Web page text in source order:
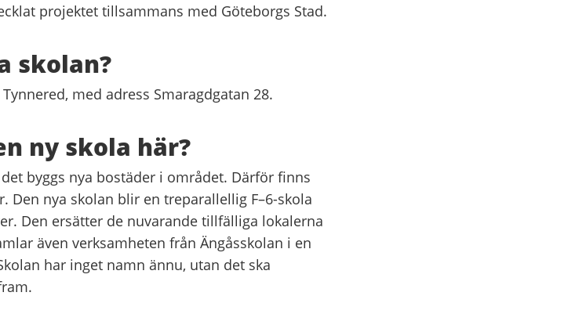
projektet tillsammans med Göteborgs Stad.
skolan?
med adress Smaragdgatan 28.
ny skola här?
byggs nya bostäder i området. Därför finns
Den nya skolan blir en treparallellig F–6-skola
Den ersätter de nuvarande tillfälliga lokalerna
även verksamheten från Ängåsskolan i en
har inget namn ännu, utan det ska